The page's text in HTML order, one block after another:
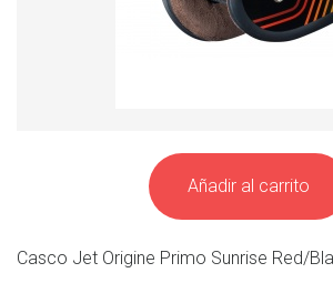
Añadir al carrito
Casco Jet Origine Primo Sunrise Red/